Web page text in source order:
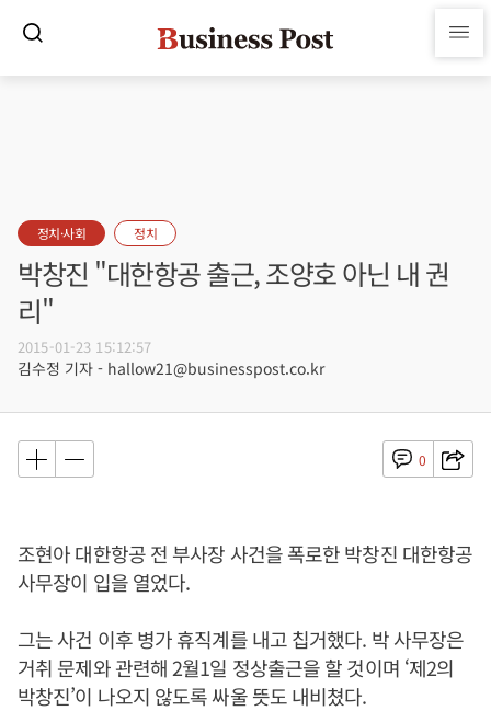
정치·사회 정치
박창진 "대한항공 출근, 조양호 아닌 내 권
리"
2015-01-23 15:12:57
김수정 기자 - hallow21@businesspost.co.kr
0
조현아 대한항공 전 부사장 사건을 폭로한 박창진 대한항공
사무장이 입을 열었다.
그는 사건 이후 병가 휴직계를 내고 칩거했다. 박 사무장은
거취 문제와 관련해 2월1일 정상출근을 할 것이며 ‘제2의
박창진’이 나오지 않도록 싸울 뜻도 내비쳤다.